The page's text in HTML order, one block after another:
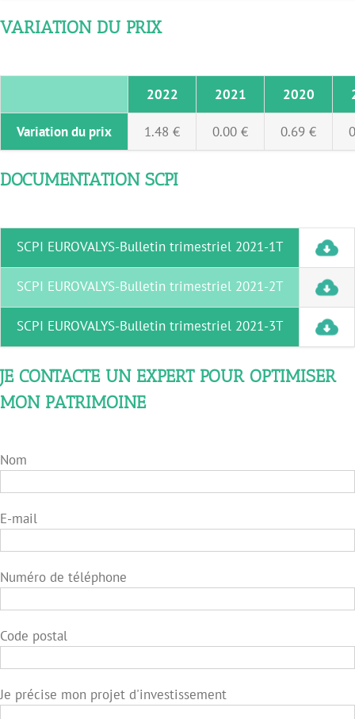
VARIATION DU PRIX
2022 2021 2020
Variation du prix 1.48 € 0.00 € 0.69 €
DOCUMENTATION SCPI
SCPI EUROVALYS-Bulletin trimestriel 2021-1T
SCPI EUROVALYS-Bulletin trimestriel 2021-2T
SCPI EUROVALYS-Bulletin trimestriel 2021-3T
JE CONTACTE UN EXPERT POUR OPTIMISER
MON PATRIMOINE
Nom
E-mail
Numéro de téléphone
Code postal
Je précise mon projet d'investissement